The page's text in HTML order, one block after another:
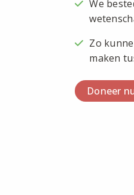
We
Zo
maken
Doneer